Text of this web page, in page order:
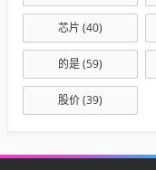
芯片 (40)
的是(59)
股价(39)